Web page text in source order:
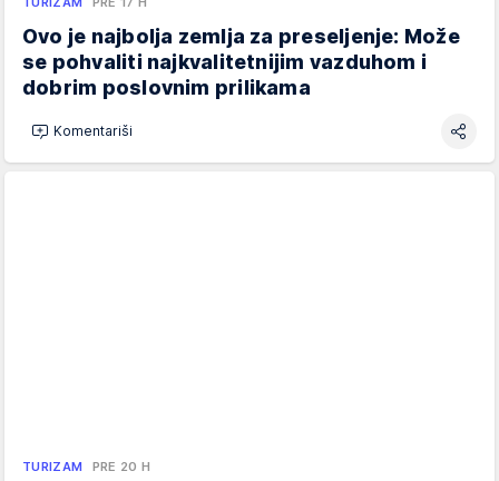
Ovo je najbolja zemlja za preseljenje: Može
se pohvaliti najkvalitetnijim vazduhom i
dobrim poslovnim prilikama
Komentariši
TURIZAM PRE 20 H